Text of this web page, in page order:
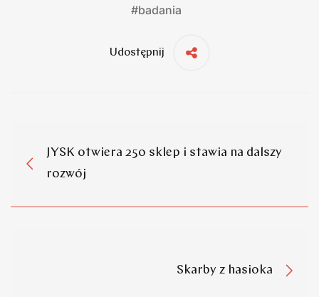
#badania
Udostępnij
JYSK otwiera 250 sklep i stawia na dalszy
rozwój
Skarby z hasioka